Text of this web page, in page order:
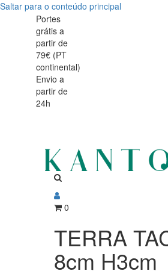
Saltar para o conteúdo principal
TERRA
TACA
8cm
H3cm
TERRA
TACA
H3cm
Portes
grátis a
partir de
79€ (PT
continental)
Envio a
partir de
24h
0
TERRA
8cm H3cm